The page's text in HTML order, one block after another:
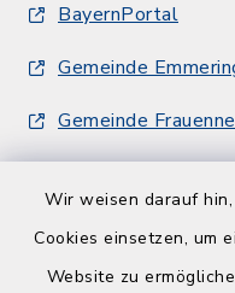
Wir weisen darauf
Cookies einsetzen, um
Website zu
BayernPortal
Gemeinde
Gemeinde